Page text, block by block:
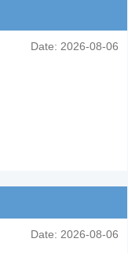
Date: 2026-08-06
Date: 2026-08-06